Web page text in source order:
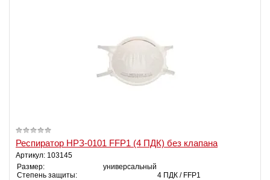
Респиратор НРЗ-0101 FFP1 (4 ПДК) без клапана
Артикул: 103145
Размер:
универсальный
Степень защиты:
4 ПДК / FFP1